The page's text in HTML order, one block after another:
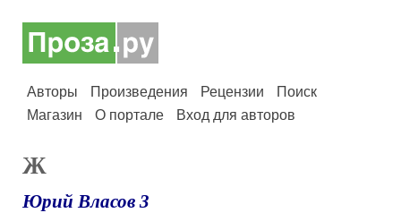
Авторы Произведения Рецензии
Поиск
Магазин
О портале Вход для авторов
Ж
Юрий Власов 3